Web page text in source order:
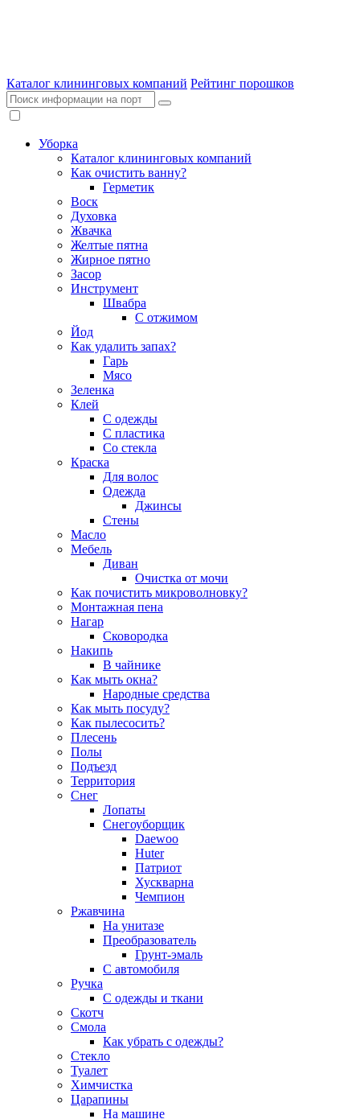
Каталог клининговых компаний Рейтинг порошков
Уборка
Каталог клининговых компаний
Как очистить ванну?
Герметик
Воск
Духовка
Жвачка
Желтые пятна
Жирное пятно
Засор
Инструмент
Швабра
С отжимом
Йод
Как удалить запах?
Гарь
Мясо
Зеленка
Клей
С одежды
С пластика
Со стекла
Краска
Для волос
Одежда
Джинсы
Стены
Масло
Мебель
Диван
Очистка от мочи
Как почистить микроволновку?
Монтажная пена
Нагар
Сковородка
Накипь
В чайнике
Как мыть окна?
Народные средства
Как мыть посуду?
Как пылесосить?
Плесень
Полы
Подъезд
Территория
Снег
Лопаты
Снегоуборщик
Daewoo
Huter
Патриот
Хускварна
Чемпион
Ржавчина
На унитазе
Преобразователь
Грунт-эмаль
С автомобиля
Ручка
С одежды и ткани
Скотч
Смола
Как убрать с одежды?
Стекло
Туалет
Химчистка
Царапины
На машине